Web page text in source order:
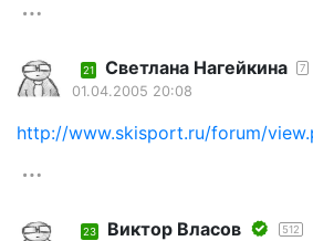
21 Светлана Нагейкина 7
01.04.2005 20:08
http://www.skisport.ru/forum/
23 Виктор Власов 512